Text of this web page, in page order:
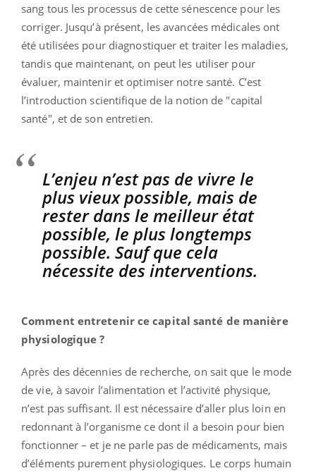
sang tous les processus de cette sénescence pour les
corriger. Jusqu’à présent, les avancées médicales ont
été utilisées pour diagnostiquer et traiter les maladies,
tandis que maintenant, on peut les utiliser pour
évaluer, maintenir et optimiser notre santé. C’est
l’introduction scientifique de la notion de "capital
santé", et de son entretien.
L’enjeu n’est pas de vivre le
plus vieux possible, mais de
rester dans le meilleur état
possible, le plus longtemps
possible. Sauf que cela
nécessite des interventions.
Comment entretenir ce capital santé de manière
physiologique ?
Après des décennies de recherche, on sait que le mode
de vie, à savoir l’alimentation et l’activité physique,
n’est pas suffisant. Il est nécessaire d’aller plus loin en
redonnant à l’organisme ce dont il a besoin pour bien
fonctionner – et je ne parle pas de médicaments, mais
d’éléments purement physiologiques. Le corps humain